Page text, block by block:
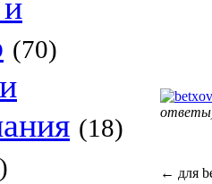
(70)
(18)
← для